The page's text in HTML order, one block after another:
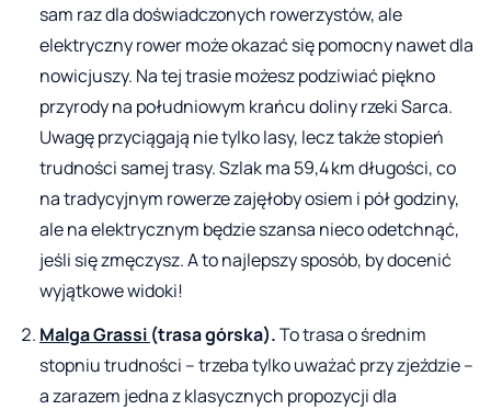
sam raz dla doświadczonych rowerzystów, ale
elektryczny rower może okazać się pomocny nawet dla
nowicjuszy. Na tej trasie możesz podziwiać piękno
przyrody na południowym krańcu doliny rzeki Sarca.
Uwagę przyciągają nie tylko lasy, lecz także stopień
trudności samej trasy. Szlak ma 59,4 km długości, co
na tradycyjnym rowerze zajęłoby osiem i pół godziny,
ale na elektrycznym będzie szansa nieco odetchnąć,
jeśli się zmęczysz. A to najlepszy sposób, by docenić
wyjątkowe widoki!
Malga Grassi (trasa górska).To trasa o średnim
stopniu trudności – trzeba tylko uważać przy zjeździe –
a zarazem jedna z klasycznych propozycji dla